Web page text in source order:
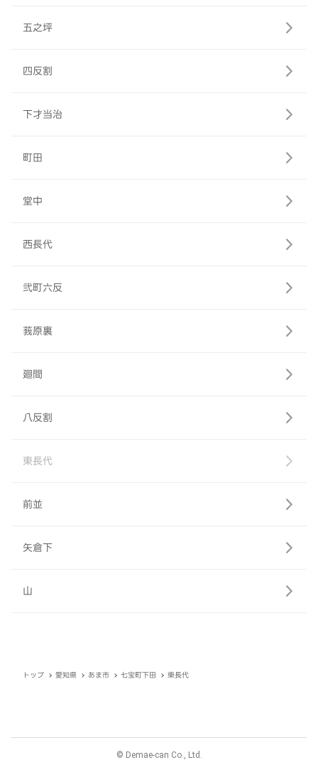
五之坪
四反割
下才当治
町田
堂中
西長代
弐町六反
莪原裏
廻間
八反割
東長代
前並
矢倉下
山
トップ 愛知県 あま市 七宝町下田 東長代
© Demae-can Co., Ltd.